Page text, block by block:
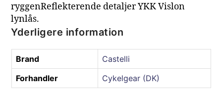
ryggenReflekterende detaljer YKK Vislon
lynlås.
Yderligere information
Brand
Castelli
Forhandler
Cykelgear (DK)